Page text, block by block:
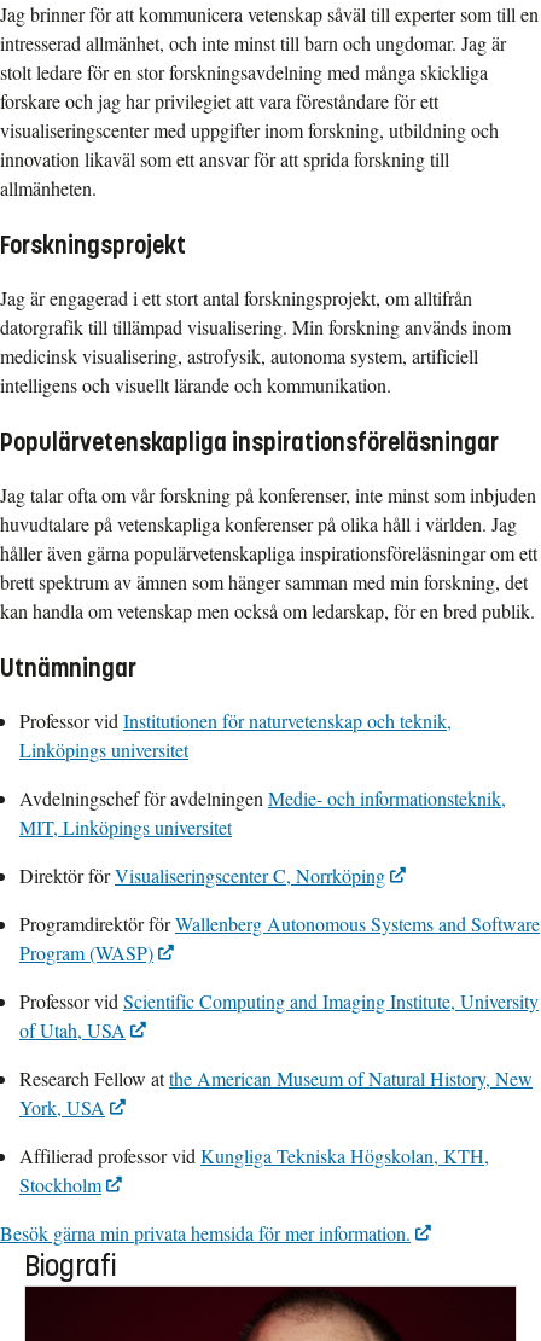
Jag brinner för att kommunicera vetenskap såväl till experter som till en
intresserad allmänhet, och inte minst till barn och ungdomar. Jag är
stolt ledare för en stor forskningsavdelning med många skickliga
forskare och jag har privilegiet att vara föreståndare för ett
visualiseringscenter med uppgifter inom forskning, utbildning och
innovation likaväl som ett ansvar för att sprida forskning till
allmänheten.
Forskningsprojekt
Jag är engagerad i ett stort antal forskningsprojekt, om alltifrån
datorgrafik till tillämpad visualisering. Min forskning används inom
medicinsk visualisering, astrofysik, autonoma system, artificiell
intelligens och visuellt lärande och kommunikation.
Populärvetenskapliga inspirationsföreläsningar
Jag talar ofta om vår forskning på konferenser, inte minst som inbjuden
huvudtalare på vetenskapliga konferenser på olika håll i världen. Jag
håller även gärna populärvetenskapliga inspirationsföreläsningar om ett
brett spektrum av ämnen som hänger samman med min forskning, det
kan handla om vetenskap men också om ledarskap, för en bred publik.
Utnämningar
Professor vid Institutionen för naturvetenskap och teknik,
Linköpings universitet
Avdelningschef för avdelningen Medie- och informationsteknik,
MIT, Linköpings universitet
Direktör förVisualiseringscenter C, Norrköping
Programdirektör förWallenberg Autonomous Systems and Software
Program (WASP)
Professor vid Scientific Computing and Imaging Institute, University
of Utah, USA
Research Fellow atthe American Museum of Natural History, New
York, USA
Affilierad professor vid Kungliga Tekniska Högskolan, KTH,
Stockholm
Besök gärna min privata hemsida för mer information.
Biografi